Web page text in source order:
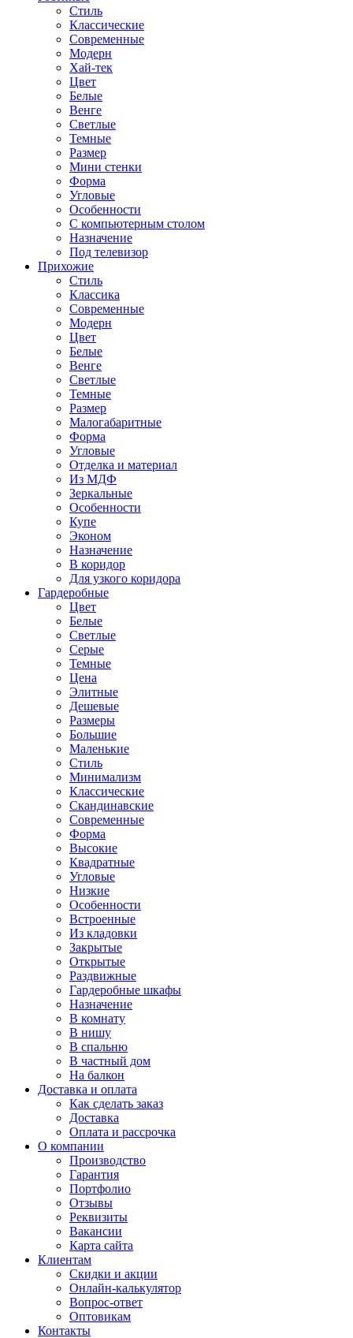
Стиль
Классические
Современные
Модерн
Хай-тек
Цвет
Белые
Венге
Светлые
Темные
Размер
Мини стенки
Форма
Угловые
Особенности
С компьютерным столом
Назначение
Под телевизор
Прихожие
Стиль
Классика
Современные
Модерн
Цвет
Белые
Венге
Светлые
Темные
Размер
Малогабаритные
Форма
Угловые
Отделка и материал
Из МДФ
Зеркальные
Особенности
Купе
Эконом
Назначение
В коридор
Для узкого коридора
Гардеробные
Цвет
Белые
Светлые
Серые
Темные
Цена
Элитные
Дешевые
Размеры
Большие
Маленькие
Стиль
Минимализм
Классические
Скандинавские
Современные
Форма
Высокие
Квадратные
Угловые
Низкие
Особенности
Встроенные
Из кладовки
Закрытые
Открытые
Раздвижные
Гардеробные шкафы
Назначение
В комнату
В нишу
В спальню
В частный дом
На балкон
Доставка и оплата
Как сделать заказ
Доставка
Оплата и рассрочка
О компании
Производство
Гарантия
Портфолио
Отзывы
Реквизиты
Вакансии
Карта сайта
Клиентам
Скидки и акции
Онлайн-калькулятор
Вопрос-ответ
Оптовикам
Контакты